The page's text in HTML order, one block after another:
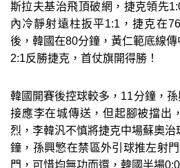
斯拉夫基治飛頂破網，捷克領先
內冷靜射遠柱扳平1:1，捷克在
後，韓國在80分鐘，黃仁範底線
2:1反勝捷克，首仗旗開得勝！
韓國開賽後控球較多，11分鐘，孫
接應李在城傳送，但起腳被擋出
烈，李韓汎不慎將捷克中場蘇奧
鐘，孫興慜在禁區外引球推左射
門，可惜均無功而還，韓國半場0:0